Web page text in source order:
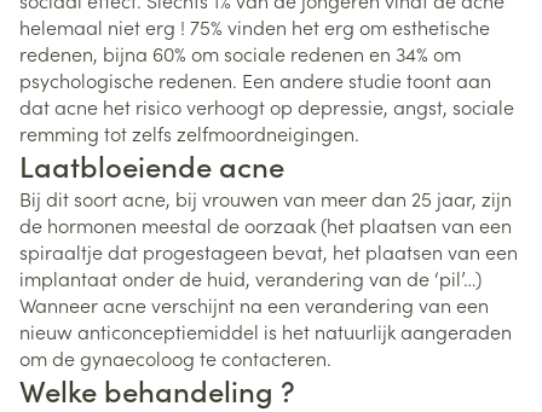
helemaal niet erg ! 75% vinden het erg om esthetische
redenen, bijna 60% om sociale redenen en 34% om
psychologische redenen. Een andere studie toont aan
dat acne het risico verhoogt op depressie, angst, sociale
remming tot zelfs zelfmoordneigingen.
Laatbloeiende acne
Bij dit soort acne, bij vrouwen van meer dan 25 jaar, zijn
de hormonen meestal de oorzaak (het plaatsen van een
spiraaltje dat progestageen bevat, het plaatsen van een
implantaat onder de huid, verandering van de ‘pil’…)
Wanneer acne verschijnt na een verandering van een
nieuw anticonceptiemiddel is het natuurlijk aangeraden
om de gynaecoloog te contacteren.
Welke behandeling ?